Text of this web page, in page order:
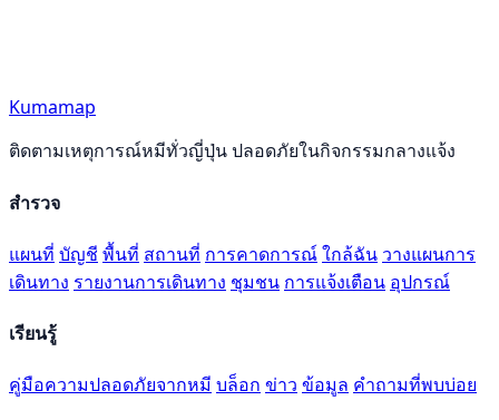
Kumamap
ติดตามเหตุการณ์หมีทั่วญี่ปุ่น ปลอดภัยในกิจกรรมกลางแจ้ง
สำรวจ
แผนที่ บัญชี พื้นที่ สถานที่ การคาดการณ์ใกล้ฉัน วางแผนการ
เดินทาง รายงานการเดินทาง ชุมชน การแจ้งเตือน อุปกรณ์
เรียนรู้
คู่มือความปลอดภัยจากหมี บล็อก ข่าว ข้อมูล คำถามที่พบบ่อย